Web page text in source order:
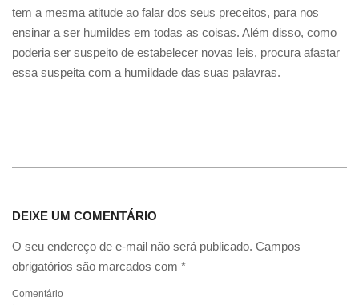
tem a mesma atitude ao falar dos seus preceitos, para nos
ensinar a ser humildes em todas as coisas. Além disso, como
poderia ser suspeito de estabelecer novas leis, procura afastar
essa suspeita com a humildade das suas palavras.
DEIXE UM COMENTÁRIO
O seu endereço de e-mail não será publicado. Campos
obrigatórios são marcados com *
Comentário